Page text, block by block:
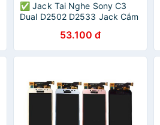
✅ Jack Tai Nghe Sony C3
Dual D2502 D2533 Jack Cắm
Thoại Linh Kiện Thay Thế
53.100 đ